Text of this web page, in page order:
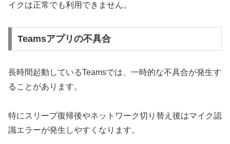
イクは正常でも利用できません。
Teamsアプリの不具合
長時間起動しているTeamsでは、一時的な不具合が発生す
ることがあります。
特にスリープ復帰後やネットワーク切り替え後はマイク認
識エラーが発生しやすくなります。